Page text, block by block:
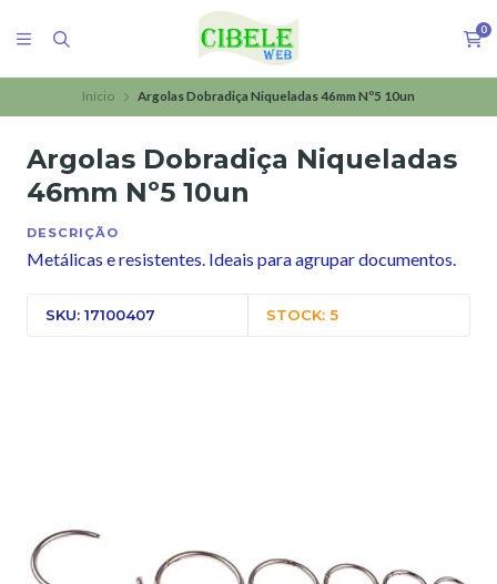
0
Início Argolas Dobradiça Niqueladas 46mm Nº5 10un
Argolas Dobradiça Niqueladas
46mm Nº5 10un
DESCRIÇÃO
Metálicas e resistentes. Ideais para agrupar documentos.
SKU: 17100407 STOCK: 5